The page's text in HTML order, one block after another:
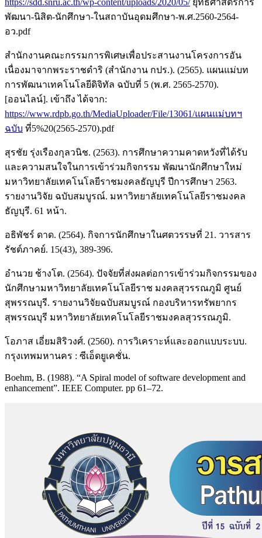
พัฒนา-นิสิต-นักศึกษา-ในสถาบันอุดมศึกษา-พ.ศ.2560-2564-
อว.pdf
สำนักงานคณะกรรมการพิเศษเพื่อประสานงานโครงการอัน
เนื่องมาจากพระราชดำริ (สำนักงาน กปร.). (2565). แผนแม่บท
การพัฒนาเทคโนโลยีดิจิทัล ฉบับที่ 5 (พ.ศ. 2565-2570).
[ออนไลน์]. เข้าถึง ได้จาก:
https://www.rdpb.go.th/MediaUploader/File/13061/แผนแม่บทฯ
ฉบับ ที่5%20(2565-2570).pdf
สุรชัย รุ่งเรืองกุลวนิช. (2563). การศึกษาความคาดหวังที่ได้รับ
และความสนใจในการเข้าร่วมกิจกรรม พัฒนานักศึกษาใหม่
มหาวิทยาลัยเทคโนโลยีราชมงคลธัญบุรี ปีการศึกษา 2563.
รายงานวิจัย ฉบับสมบูรณ์. มหาวิทยาลัยเทคโนโลยีราชมงคล
ธัญบุรี. 61 หน้า.
อธิพัชร์ ดาด. (2564). กิจการนักศึกษาในศตวรรษที่ 21. วารสาร
รัชต์ภาคย์. 15(43), 389-396.
อำนวย ช้างโต. (2564). ปัจจัยที่ส่งผลต่อการเข้าร่วมกิจกรรมของ
นักศึกษามหาวิทยาลัยเทคโนโลยีราช มงคลสุวรรณภูมิ ศูนย์
สุพรรณบุรี. รายงานวิจัยฉบับสมบูรณ์ กองบริหารทรัพยากร
สุพรรณบุรี มหาวิทยาลัยเทคโนโลยีราชมงคลสุวรรณภูมิ.
โอภาส เอี่ยมสิริวงศ์. (2560). การวิเคราะห์และออกแบบระบบ.
กรุงเทพมหานคร : ซีเอ็ดยูเคชั่น.
Boehm, B. (1988). “A Spiral model of software development and
enhancement”. IEEE Computer. pp 61–72.